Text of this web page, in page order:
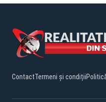
ContactTermeni și condiții